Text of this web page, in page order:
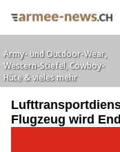
Flugzeug wird